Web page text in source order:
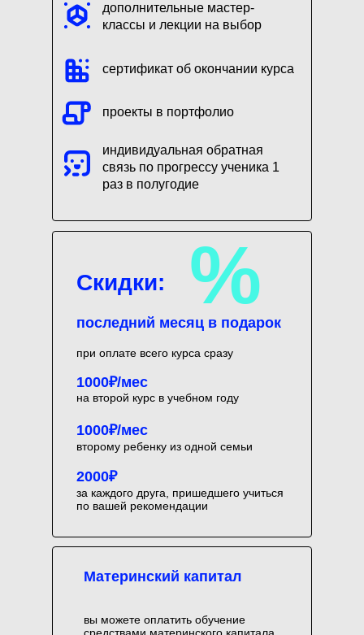
Скидки:
Материнский капитал
вы можете оплатить обучение
на второй курс в учебном году
второму ребенку из одной семьи
за каждого друга, пришедшего учиться
по вашей рекомендации
при оплате всего курса сразу
1000₽/мес
1000₽/мес
2000₽
%
дополнительные мастер-
классы и лекции на выбор
проекты в портфолио
сертификат об окончании курса
индивидуальная обратная
связь по прогрессу ученика 1
раз в полугодие
последний месяц в подарок